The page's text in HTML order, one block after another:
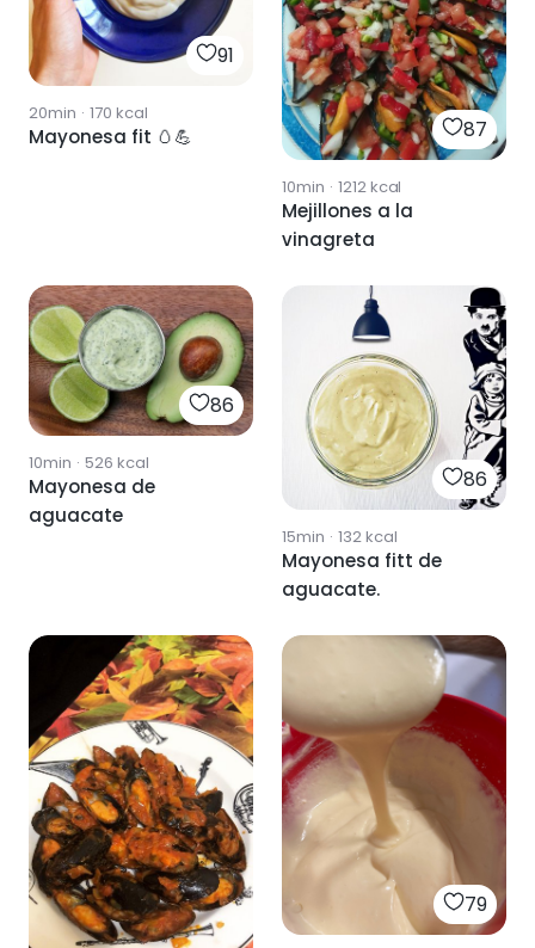
91
20min · 170 kcal
Mayonesa fit 🥚💪 87
10min · 1212kcal
Mejillones a la
vinagreta
86
10min · 526 kcal
Mayonesa de
aguacate
86
15min · 132kcal
Mayonesa fitt de
aguacate.
79